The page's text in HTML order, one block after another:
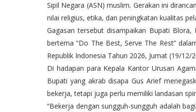
Sipil Negara (ASN) muslim. Gerakan ini
nilai religius, etika, dan peningkatan kualitas
Gagasan tersebut disampaikan Bupati
bertema “Do The Best, Serve The Rest”
Republik Indonesia Tahun 2026, Jumat (19/12/
Di hadapan para Kepala Kantor Urusan
Bupati yang akrab disapa Gus Arief
bekerja, tetapi juga perlu memiliki landasan
“Bekerja dengan sungguh-sungguh adalah